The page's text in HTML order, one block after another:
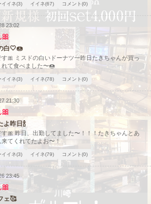
イイネ(3) イイネ(67) コメント(0)
23:02
白🤍🍩
🎀 ミスドの白いドーナツ一昨日たきちゃんが買っ
れて食べました〜🍩
イイネ(3) イイネ(78) コメント(0)
21:30
よ昨日🍾
🎀 昨日、出勤してました〜！！！たきちゃんとあ
来てくれてたよお〜！
イイネ(3) イイネ(79) コメント(0)
23:45
ェ🥰